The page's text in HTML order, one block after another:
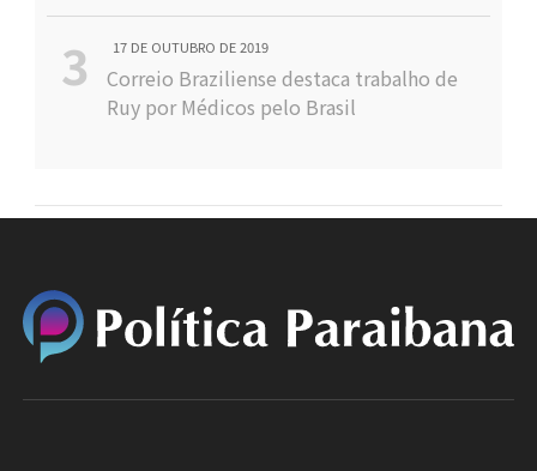
17 DE OUTUBRO DE 2019
Correio Braziliense destaca trabalho de
Ruy por Médicos pelo Brasil